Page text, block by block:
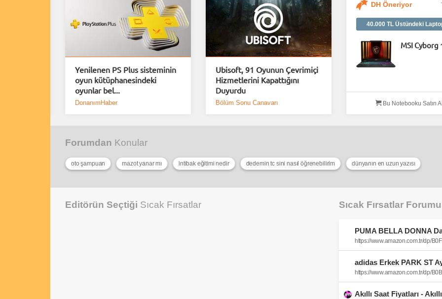
Yenilenen PS Plus sisteminin
oyun kütüphanesindeki
oyunlar bel...
DonanımHaber
Ubisoft, 91 Oyunun Çevrimiçi
Hizmetlerini Kapattığını
Duyurdu
Bölüm Sonu Canavarı
DH Öneriyor
40.000 TL Üstündeki
MSI Cyborg
Bu Notebooku Satın
Forumdan Konular
oto şampuan mazot yanar mı intibak eğitimi nedir dedemin tc sini nasıl öğrenebilirim dünyanın en uzun yazısı
Editörün Seçtiği Sıcak Fırsatlar Sıcak Fırsatlar
https://www.amazon.com.tr/dp/
https://www.amazon.com.tr/dp/
Akıllı Saat Fiyatları -